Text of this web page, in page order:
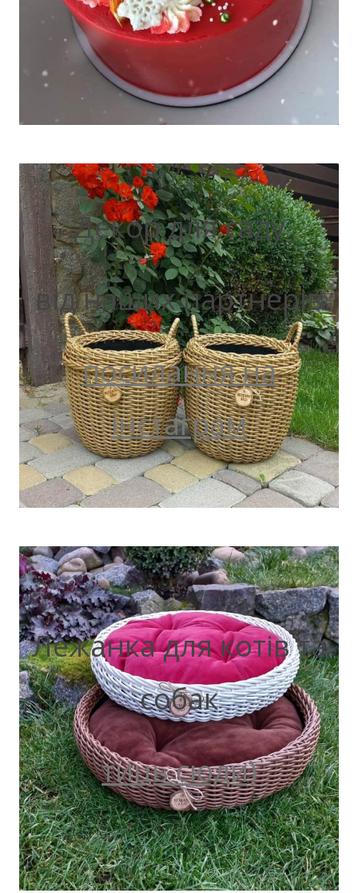
Декор для саду
від наших партнерів
посилання на
інстаграм
Лежанка для котів та
собак
тиць сюди)